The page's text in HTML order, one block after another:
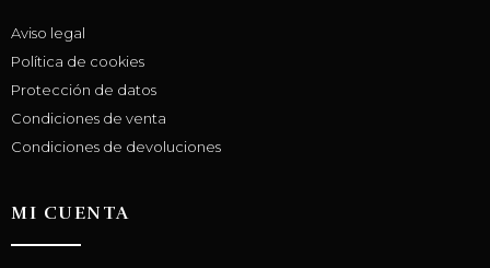
Aviso legal
Política de cookies
Protección de datos
Condiciones de venta
Condiciones de devoluciones
MI CUENTA